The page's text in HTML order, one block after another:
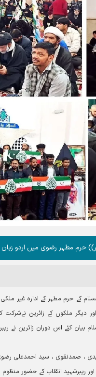
حرم مطہر رضوی میں اردو
کے حرم مطہر کے ادارہ غیر
ملکوں کے زائرین نےشرکت
بیان کئے اس دوران زائرین نے
، صمدنقوی ، سید احمدعلی
رہبرشہید انقلاب کے حضور منظوم